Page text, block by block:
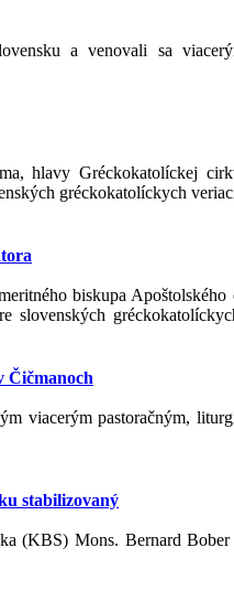
a venovali sa
hlavy Gréckokatolíckej
gréckokatolíckych
biskupa
slovenských
Čičmanoch
viacerým pastoračným,
stabilizovaný
(KBS) Mons. Bernard